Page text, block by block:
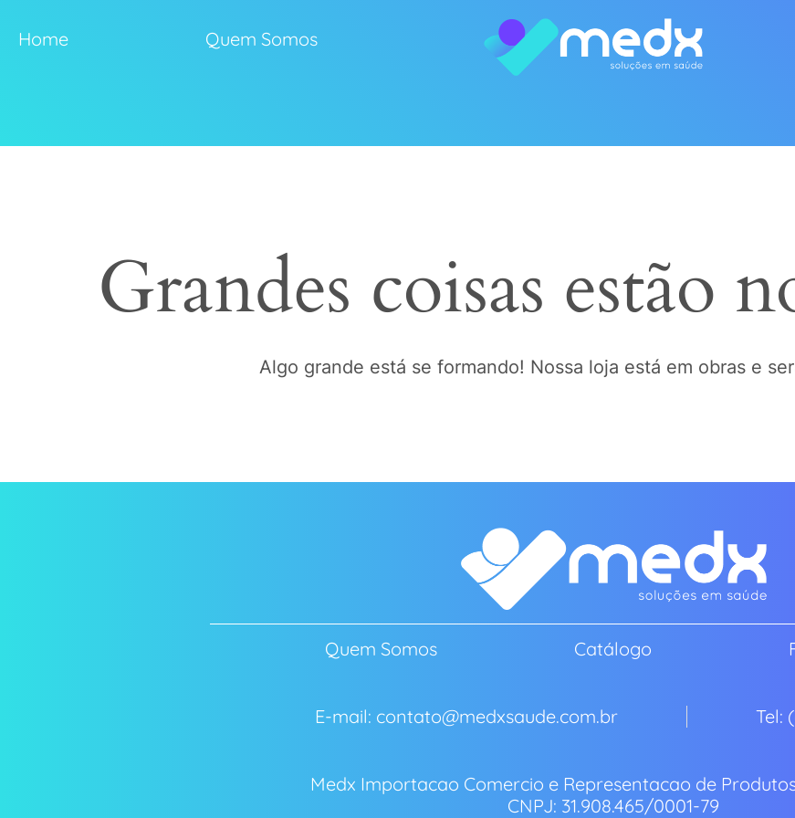
Home Quem Somos
Grandes coisas estão
Algo grande está se formando! Nossa loja está em obras e
Quem Somos Catálogo
E-mail: contato@medxsaude.com.br Tel:
Medx Importacao Comercio e Representacao de
CNPJ: 31.908.465/0001-79